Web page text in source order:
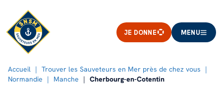
JE DONNE MENU
Accueil
Trouver les Sauveteurs en Mer près de chez vous
Normandie
Manche Cherbourg-en-Cotentin